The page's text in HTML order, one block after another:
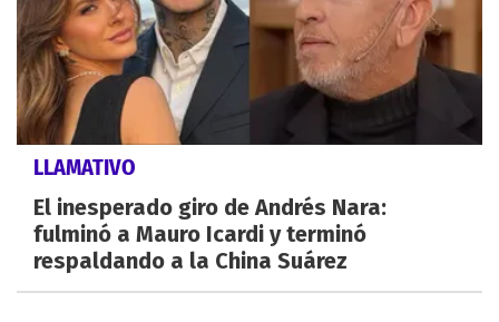
LLAMATIVO
El inesperado giro de Andrés Nara:
fulminó a Mauro Icardi y terminó
respaldando a la China Suárez